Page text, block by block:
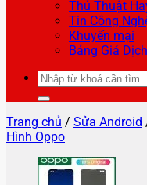
Thủ Thuật
Tin Công
Khuyến mại
Bảng Giá
Tìm
kiếm:
Trang chủ / Sửa Android
Hình Oppo